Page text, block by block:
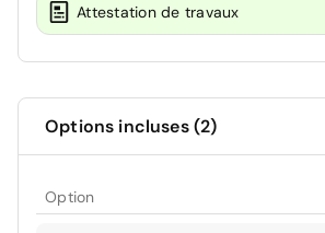
Attestation de travaux
Options incluses (2)
Option